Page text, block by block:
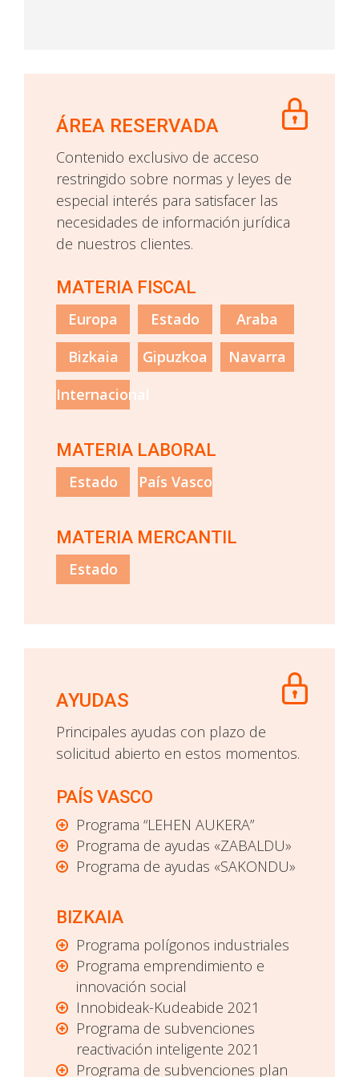
ÁREA RESERVADA
Contenido exclusivo de acceso
restringido sobre normas y leyes de
especial interés para satisfacer las
necesidades de información jurídica
de nuestros clientes.
MATERIA FISCAL
Europa Estado
Araba
Bizkaia
Gipuzkoa
Navarra
Internacional
MATERIA LABORAL
Estado País Vasco
MATERIA MERCANTIL
Estado
AYUDAS
Principales ayudas con plazo de
solicitud abierto en estos momentos.
PAÍS VASCO
Programa “LEHEN AUKERA”
Programa de ayudas «ZABALDU»
Programa de ayudas «SAKONDU»
BIZKAIA
Programa polígonos industriales
Programa emprendimiento e
innovación social
Innobideak-Kudeabide 2021
Programa de subvenciones
reactivación inteligente 2021
Programa de subvenciones plan